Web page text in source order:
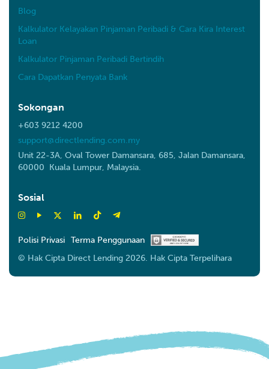
Sokongan
+603 9212 4200
support@directlending.com.my
Unit 22-3A, Oval Tower Damansara, 685, Jalan Damansara,
60000 Kuala Lumpur, Malaysia.
Blog
Kalkulator Kelayakan Pinjaman Peribadi & Cara Kira Interest
Loan
Kalkulator Pinjaman Peribadi Bertindih
Cara Dapatkan Penyata Bank
Sosial
© Hak Cipta Direct Lending 2026. Hak Cipta Terpelihara
Polisi Privasi Terma Penggunaan